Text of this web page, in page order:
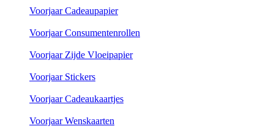
Voorjaar Cadeaupapier
Voorjaar Consumentenrollen
Voorjaar Zijde Vloeipapier
Voorjaar Stickers
Voorjaar Cadeaukaartjes
Voorjaar Wenskaarten